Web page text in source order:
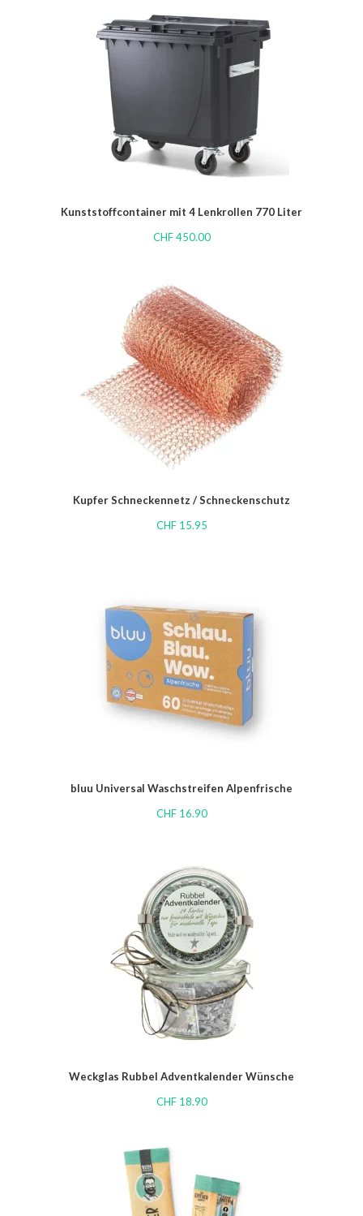
Kunststoffcontainer mit 4 Lenkrollen 770 Liter
CHF450.00
Kupfer Schneckennetz / Schneckenschutz
CHF15.95
bluu Universal Waschstreifen Alpenfrische
CHF16.90
Weckglas Rubbel Adventkalender Wünsche
CHF18.90